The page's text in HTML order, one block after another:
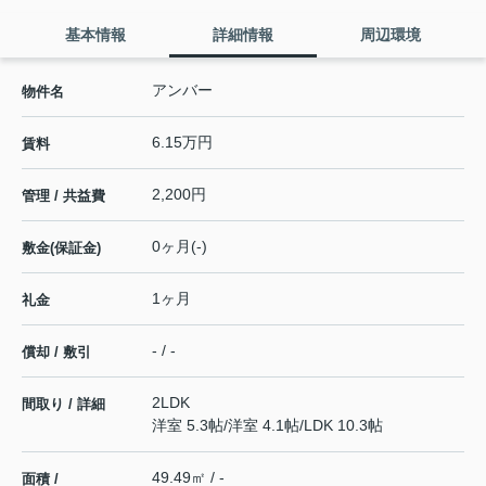
基本情報 詳細情報 周辺環境
物件名 アンバー
賃料 6.15万円
管理 / 共益費 2,200円
敷金(保証金) 0ヶ月(-)
礼金 1ヶ月
償却 / 敷引 - / -
間取り / 詳細
2LDK
洋室 5.3帖/洋室 4.1帖/LDK 10.3帖
面積 / 49.49㎡ / -